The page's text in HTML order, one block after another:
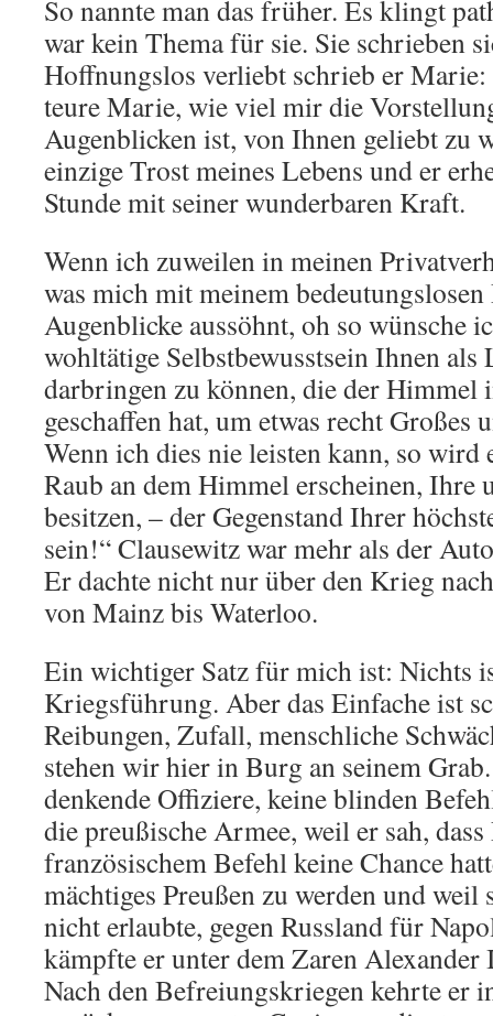
So nannte man das früher. Es klingt
war kein Thema für sie. Sie schrieben
Hoffnungslos verliebt schrieb er Marie:
teure Marie, wie viel mir die
Augenblicken ist, von Ihnen geliebt zu
einzige Trost meines Lebens und er
Stunde mit seiner wunderbaren Kraft.
Wenn ich zuweilen in meinen
was mich mit meinem
Augenblicke aussöhnt, oh so wünsche
wohltätige Selbstbewusstsein Ihnen
darbringen zu können, die der Himmel
geschaffen hat, um etwas recht Großes
Wenn ich dies nie leisten kann, so wird
Raub an dem Himmel erscheinen, Ihre
besitzen, – der Gegenstand Ihrer
sein!“ Clausewitz war mehr als der
Er dachte nicht nur über den Krieg
von Mainz bis Waterloo.
Ein wichtiger Satz für mich ist: Nichts
Kriegsführung. Aber das Einfache ist
Reibungen, Zufall, menschliche
stehen wir hier in Burg an seinem
denkende Offiziere, keine blinden
die preußische Armee, weil er sah,
französischem Befehl keine Chance
mächtiges Preußen zu werden und weil
nicht erlaubte, gegen Russland für
kämpfte er unter dem Zaren Alexander
Nach den Befreiungskriegen kehrte er